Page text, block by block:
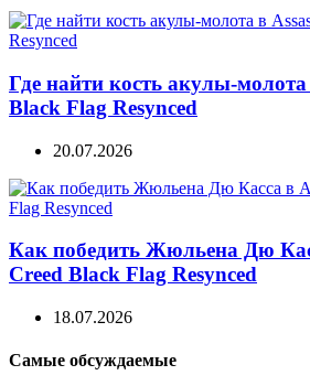
Где найти кость акулы-молота
Black Flag Resynced
20.07.2026
Как победить Жюльена Дю
Creed Black Flag Resynced
18.07.2026
Самые обсуждаемые